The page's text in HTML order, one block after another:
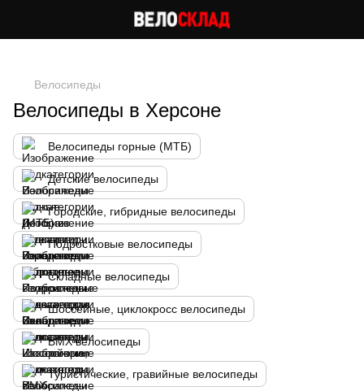
Велосипеды
Велосипеды в Херсоне
Велосипеды горные (МТБ)
Детские велосипеды
Городские, гибридные велосипеды
Подростковые велосипеды
Складные велосипеды
Шоссейные, циклокросс велосипеды
BMX велосипеды
Туристические, гравийные велосипеды